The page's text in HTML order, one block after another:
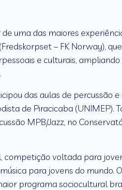
uma das maiores
– FK Norway),
e culturais,
das aulas de percussão
de Piracicaba (UNIMEP).
MPB/Jazz, no
competição voltada para
para jovens do mundo.
programa sociocultural